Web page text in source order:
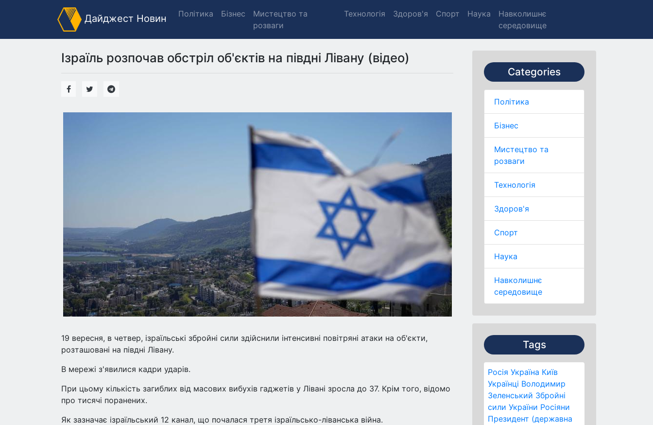
Дайджест Новин Політика Бізнес
Мистецтво та
розваги
Технологія Здоров'я Спорт Наука
Навколишнє
середовище
Categories
Політика
Бізнес
Мистецтво та
розваги
Технологія
Здоров'я
Спорт
Наука
Навколишнє
середовище
Tags
Росія Україна Київ
Українці Володимир
Зеленський Збройні
сили України Росіяни
Президент (державна
Ізраїль розпочав обстріл об'єктів на півдні Лівану (відео)
19 вересня, в четвер, ізраїльські збройні сили здійснили інтенсивні повітряні атаки на об'єкти,
розташовані на півдні Лівану.
В мережі з'явилися кадри ударів.
При цьому кількість загиблих від масових вибухів гаджетів у Лівані зросла до 37. Крім того, відомо
про тисячі поранених.
Як зазначає ізраїльський 12 канал, що почалася третя ізраїльсько-ліванська війна.